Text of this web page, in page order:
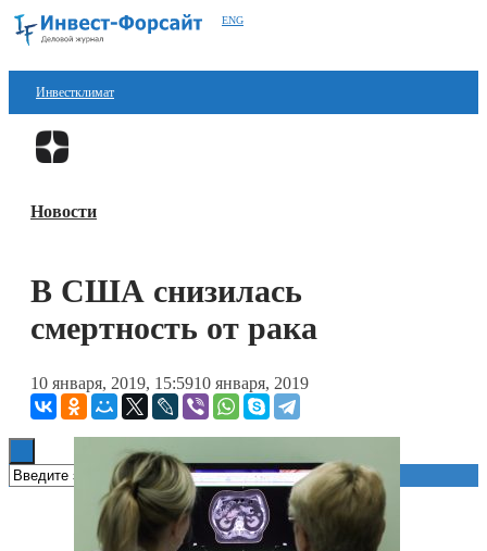
ENG
Инвестклимат
Финансы
Блокчейн
Книги
Новости
В США снизилась
смертность от рака
10 января, 2019, 15:5910 января, 2019